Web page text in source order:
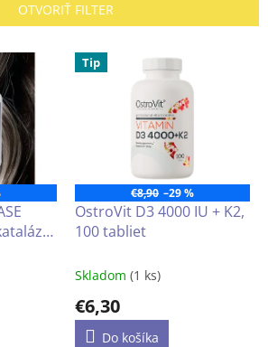
OTVORIŤ FILTER
Tip
€8,90 –29 %
OstroVit D3 4000 IU + K2,
100 tabliet
Skladom (1 ks)
€6,30
Do košíka